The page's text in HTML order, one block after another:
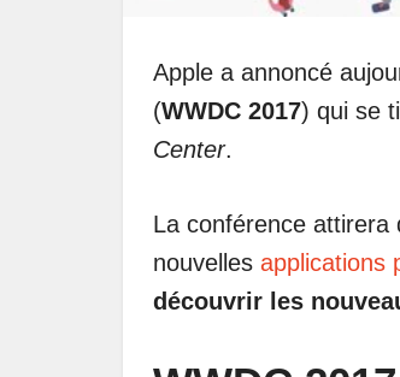
Apple a annoncé
(WWDC 2017) qui se
Center.
La conférence attirera
nouvelles applications
découvrir les